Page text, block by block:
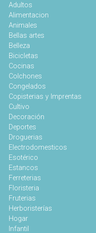
Adultos
Alimentacion
Animales
Bellas artes
Belleza
Bicicletas
Cocinas
Colchones
Congelados
Copisterias y Imprentas
Cultivo
Decoración
Deportes
Droguerias
Electrodomesticos
Esotérico
Estancos
Ferreterias
Floristeria
Fruterias
Herboristerías
Hogar
Infantil